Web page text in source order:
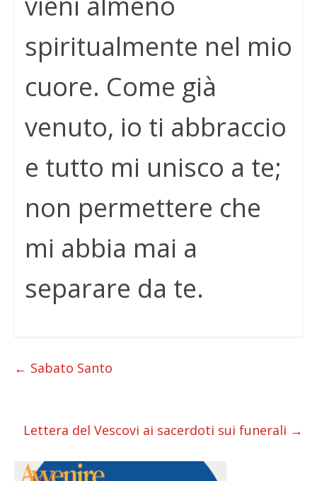
spiritualmente nel mio
cuore. Come già
venuto, io ti abbraccio
e tutto mi unisco a te;
non permettere che
mi abbia mai a
separare da te.
← Sabato Santo
Lettera del Vescovi ai sacerdoti sui funerali →